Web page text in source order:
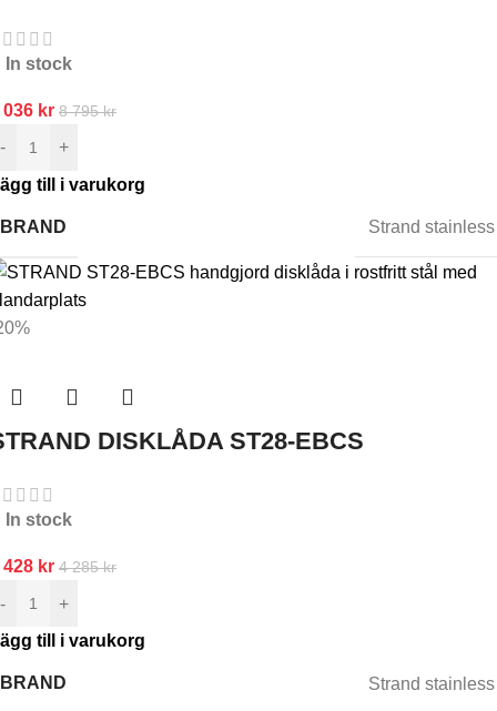
In stock
036 kr 8 795kr
-
+
till i varukorg
BRAND Strand stainless
DISKLÅDA ST28-EBCS
In stock
428 kr 4 285kr
-
+
till i varukorg
BRAND Strand stainless